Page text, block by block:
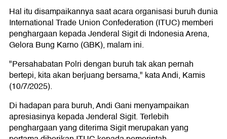
Hal itu disampaikannya saat acara organisasi buruh dunia
International Trade Union Confederation (ITUC) memberi
penghargaan kepada Jenderal Sigit di Indonesia Arena,
Gelora Bung Karno (GBK), malam ini.
"Persahabatan Polri dengan buruh tak akan pernah
bertepi, kita akan berjuang bersama," kata Andi, Kamis
(10/7/2025).
Di hadapan para buruh, Andi Gani menyampaikan
apresiasinya kepada Jenderal Sigit. Terlebih
penghargaan yang diterima Sigit merupakan yang